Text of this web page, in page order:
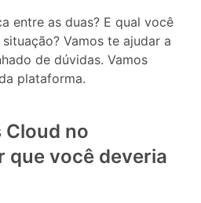
entre as duas? E qual você
Vamos te ajudar a
de dúvidas. Vamos
plataforma.
Cloud no
que você deveria